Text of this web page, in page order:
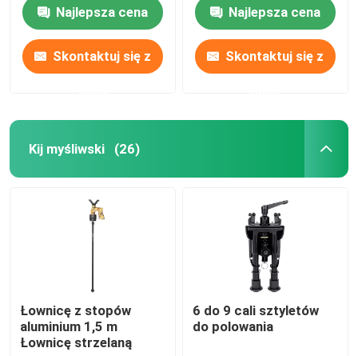
Najlepsza cena
Skontaktuj się z
Najlepsza cena
Skontaktuj się z
Kij myśliwski (26)
Łownicę z stopów
aluminium 1,5 m
Łownicę strzelaną
6 do 9 cali sztyletów
do polowania